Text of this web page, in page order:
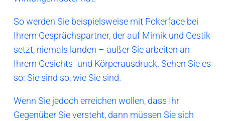
So werden Sie beispielsweise mit Pokerface bei
Ihrem Gesprächspartner, der auf Mimik und Gestik
setzt, niemals landen – außer Sie arbeiten an
Ihrem Gesichts- und Körperausdruck. Sehen Sie es
so: Sie sind so, wie Sie sind.
Wenn Sie jedoch erreichen wollen, dass Ihr
Gegenüber Sie versteht, dann müssen Sie sich